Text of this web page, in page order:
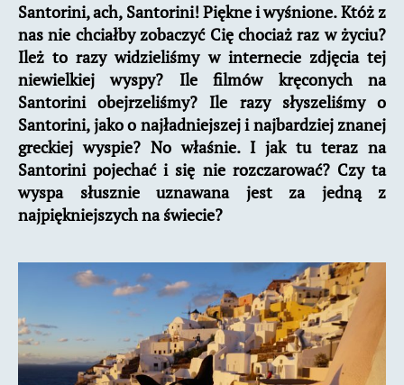
Santorini, ach, Santorini! Piękne i wyśnione. Któż z
nas nie chciałby zobaczyć Cię chociaż raz w życiu?
Ileż to razy widzieliśmy w internecie zdjęcia tej
niewielkiej wyspy? Ile filmów kręconych na
Santorini obejrzeliśmy? Ile razy słyszeliśmy o
Santorini, jako o najładniejszej i najbardziej znanej
greckiej wyspie? No właśnie. I jak tu teraz na
Santorini pojechać i się nie rozczarować? Czy ta
wyspa słusznie uznawana jest za jedną z
najpiękniejszych na świecie?